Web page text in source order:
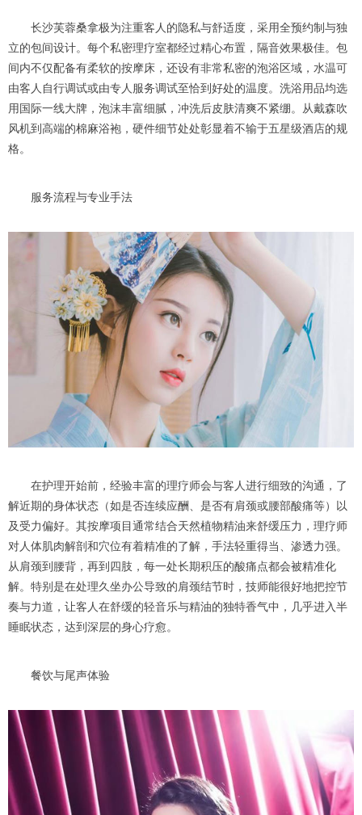
长沙芙蓉桑拿极为注重客人的隐私与舒适度，采用全预约制与独
立的包间设计。每个私密理疗室都经过精心布置，隔音效果极佳。包
间内不仅配备有柔软的按摩床，还设有非常私密的泡浴区域，水温可
由客人自行调试或由专人服务调试至恰到好处的温度。洗浴用品均选
用国际一线大牌，泡沫丰富细腻，冲洗后皮肤清爽不紧绷。从戴森吹
风机到高端的棉麻浴袍，硬件细节处处彰显着不输于五星级酒店的规
格。
服务流程与专业手法
在护理开始前，经验丰富的理疗师会与客人进行细致的沟通，了
解近期的身体状态（如是否连续应酬、是否有肩颈或腰部酸痛等）以
及受力偏好。其按摩项目通常结合天然植物精油来舒缓压力，理疗师
对人体肌肉解剖和穴位有着精准的了解，手法轻重得当、渗透力强。
从肩颈到腰背，再到四肢，每一处长期积压的酸痛点都会被精准化
解。特别是在处理久坐办公导致的肩颈结节时，技师能很好地把控节
奏与力道，让客人在舒缓的轻音乐与精油的独特香气中，几乎进入半
睡眠状态，达到深层的身心疗愈。
餐饮与尾声体验